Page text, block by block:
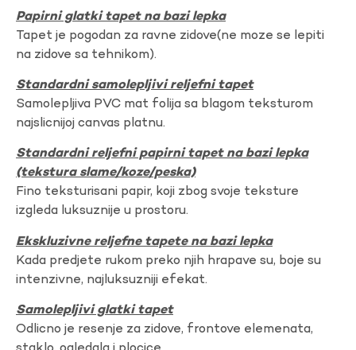
Papirni glatki tapet na bazi lepka
Tapet je pogodan za ravne zidove(ne moze se lepiti
na zidove sa tehnikom).
Standardni samolepljivi reljefni tapet
Samolepljiva PVC mat folija sa blagom teksturom
najslicnijoj canvas platnu.
Standardni reljefni papirni tapet na bazi lepka
(tekstura slame/koze/peska)
Fino teksturisani papir, koji zbog svoje teksture
izgleda luksuznije u prostoru.
Ekskluzivne reljefne tapete na bazi lepka
Kada predjete rukom preko njih hrapave su, boje su
intenzivne, najluksuzniji efekat.
Samolepljivi glatki tapet
Odlicno je resenje za zidove, frontove elemenata,